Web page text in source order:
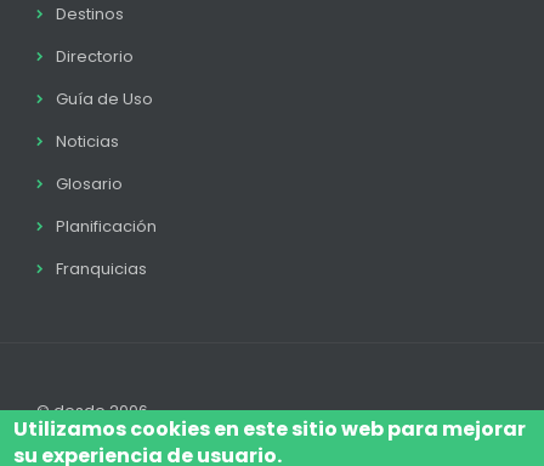
Destinos
Directorio
Guía de Uso
Noticias
Glosario
Planificación
Franquicias
© desde 2006
Utilizamos cookies en este sitio web para mejorar
su experiencia de usuario.